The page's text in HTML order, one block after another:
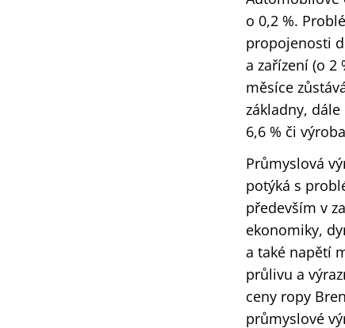
o 0,2 %.
propojenosti
a zařízení (o 2
měsíce
základny,
6,6 % či
Průmyslová
potýká s
především v
ekonomiky,
a také napětí
průlivu a
ceny ropy
průmyslové